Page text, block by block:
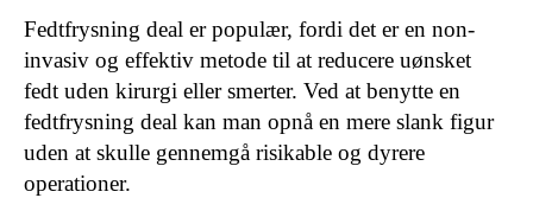
Fedtfrysning deal er populær, fordi det er en non-
invasiv og effektiv metode til at reducere uønsket
fedt uden kirurgi eller smerter. Ved at benytte en
fedtfrysning deal kan man opnå en mere slank figur
uden at skulle gennemgå risikable og dyrere
operationer.